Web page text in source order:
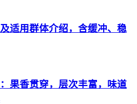
适用群体介绍，含缓冲、稳
果香贯穿，层次丰富，味道